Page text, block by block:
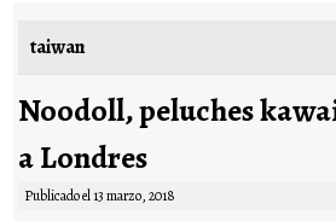
taiwan
Noodoll, peluches
a Londres
Publicado el13 marzo, 2018